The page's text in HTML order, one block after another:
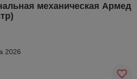
механическая Армед
2026